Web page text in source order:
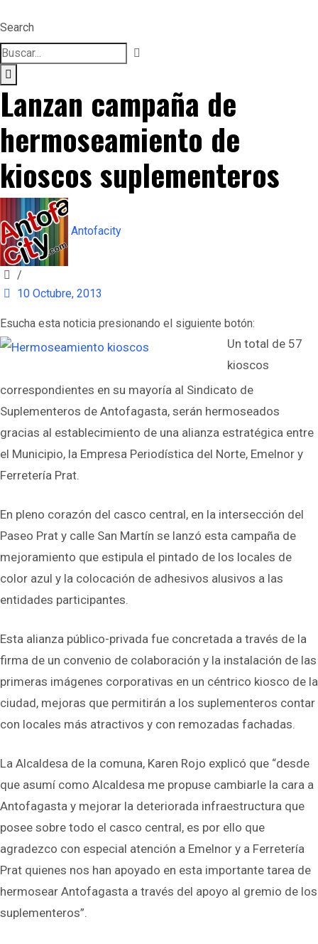
Search
Lanzan campaña de
hermoseamiento de
kioscos suplementeros
Antofacity
/
10 Octubre, 2013
Esucha esta noticia presionando el siguiente botón:
Un total de 57
kioscos
correspondientes en su mayoría al Sindicato de
Suplementeros de Antofagasta, serán hermoseados
gracias al establecimiento de una alianza estratégica entre
el Municipio, la Empresa Periodística del Norte, Emelnor y
Ferretería Prat.
En pleno corazón del casco central, en la intersección del
Paseo Prat y calle San Martín se lanzó esta campaña de
mejoramiento que estipula el pintado de los locales de
color azul y la colocación de adhesivos alusivos a las
entidades participantes.
Esta alianza público-privada fue concretada a través de la
firma de un convenio de colaboración y la instalación de las
primeras imágenes corporativas en un céntrico kiosco de la
ciudad, mejoras que permitirán a los suplementeros contar
con locales más atractivos y con remozadas fachadas.
La Alcaldesa de la comuna, Karen Rojo explicó que “desde
que asumí como Alcaldesa me propuse cambiarle la cara a
Antofagasta y mejorar la deteriorada infraestructura que
posee sobre todo el casco central, es por ello que
agradezco con especial atención a Emelnor y a Ferretería
Prat quienes nos han apoyado en esta importante tarea de
hermosear Antofagasta a través del apoyo al gremio de los
suplementeros”.